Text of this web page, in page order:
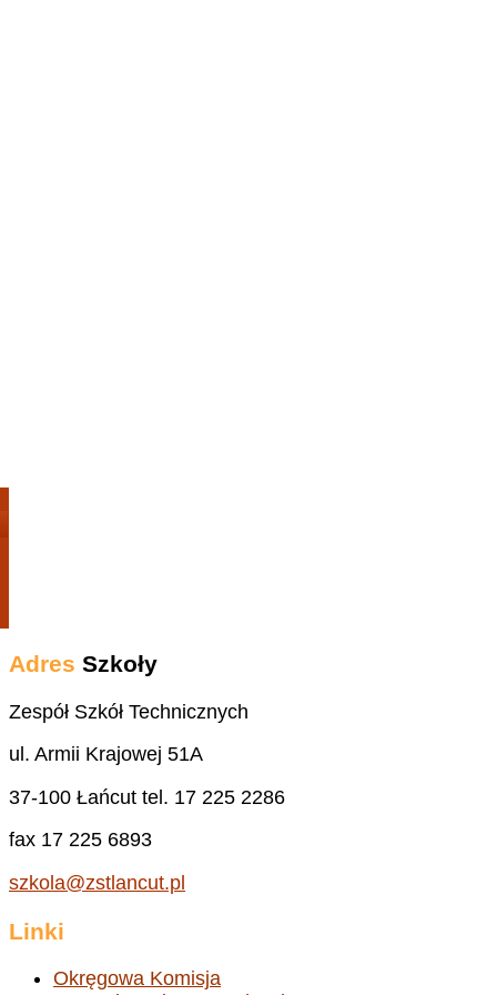
Adres Szkoły
Zespół Szkół Technicznych
ul. Armii Krajowej 51A
37-100 Łańcut tel. 17 225 2286
fax 17 225 6893
szkola@zstlancut.pl
Linki
Okręgowa Komisja